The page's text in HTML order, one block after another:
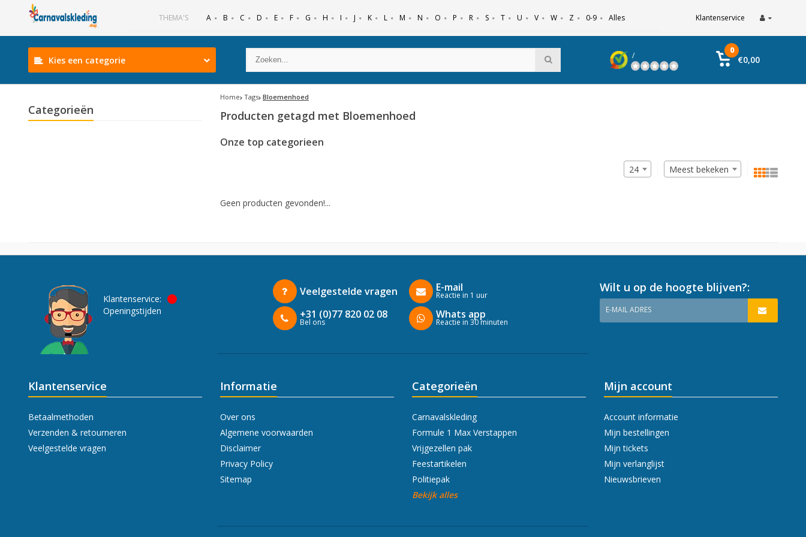
THEMA'S A B C D E F G H I J K L M N O P R S T U V W Z 0-9 Alles Klantenservice
Kies een categorie /
0
€0,00
Categorieën
Home Tags Bloemenhoed
Producten getagd met Bloemenhoed
Onze top categorieen
Meest bekeken
24
Geen producten gevonden!...
Klantenservice:
Openingstijden
Veelgestelde vragen
+31 (0)77 820 02 08
Bel ons
E-mail
Reactie in 1 uur
Whats app
Reactie in 30 minuten
Wilt u op de hoogte blijven?:
E-MAIL ADRES
Klantenservice
Betaalmethoden
Verzenden & retourneren
Veelgestelde vragen
Informatie
Over ons
Algemene voorwaarden
Disclaimer
Privacy Policy
Sitemap
Categorieën
Carnavalskleding
Formule 1 Max Verstappen
Vrijgezellen pak
Feestartikelen
Politiepak
Bekijk alles
Mijn account
Account informatie
Mijn bestellingen
Mijn tickets
Mijn verlanglijst
Nieuwsbrieven